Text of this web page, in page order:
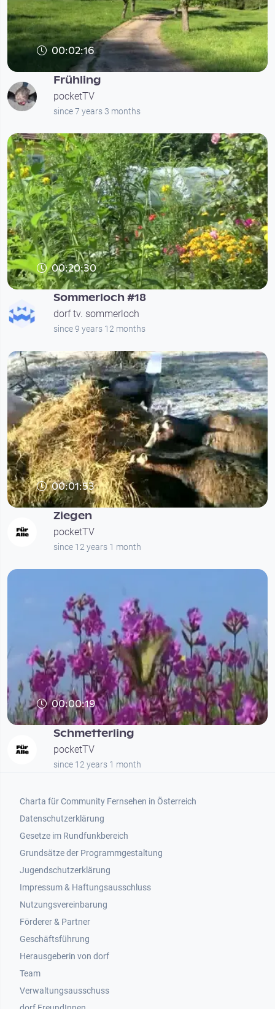
00:02:16
Frühling
pocketTV
since 7 years 3 months
00:20:30
Sommerloch #18
dorf tv. sommerloch
since 9 years 12 months
00:01:53
Ziegen
pocketTV
since 12 years 1 month
00:00:19
Schmetterling
pocketTV
since 12 years 1 month
Footer 1
Charta für Community Fernsehen in Österreich
Datenschutzerklärung
Gesetze im Rundfunkbereich
Grundsätze der Programmgestaltung
Jugendschutzerklärung
Impressum & Haftungsausschluss
Nutzungsvereinbarung
Footer 2
Förderer & Partner
Geschäftsführung
Herausgeberin von dorf
Team
Verwaltungsausschuss